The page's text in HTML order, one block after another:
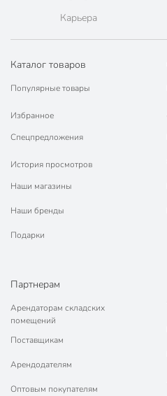
Карьера
Каталог товаров
Популярные товары
Избранное
Спецпредложения
История просмотров
Наши магазины
Наши бренды
Подарки
Партнерам
Арендаторам складских
помещений
Поставщикам
Арендодателям
Оптовым покупателям